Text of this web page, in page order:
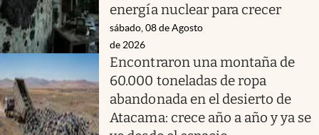
energía nuclear para crecer
sábado, 08 de Agosto
de 2026
Encontraron una montaña de
60.000 toneladas de ropa
abandonada en el desierto de
Atacama: crece año a año y ya se